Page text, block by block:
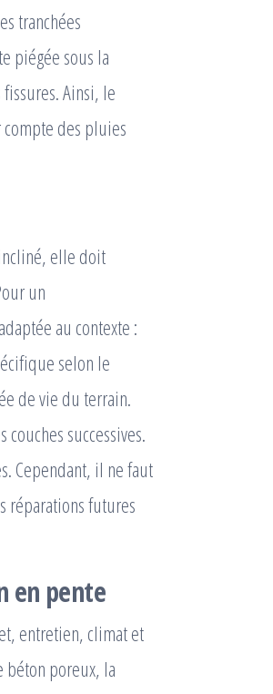
tranchées
piégée sous la
Ainsi, le
des pluies
elle doit
un
au contexte :
selon le
de vie du terrain.
successives.
Cependant, il ne faut
réparations futures
en pente
entretien, climat et
béton poreux, la